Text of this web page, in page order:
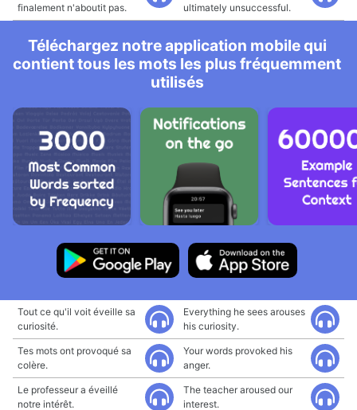
finalement n'aboutit pas.
ultimately unsuccessful.
Téléchargez notre application mobile qui
contient tous les mots les plus fréquemment
utilisés
Tout ce qu'il voit éveille sa
curiosité.
Everything he sees arouses
his curiosity.
Tes mots ont provoqué sa
colère.
Your words provoked his
anger.
Le professeur a éveillé
notre intérêt.
The teacher aroused our
interest.